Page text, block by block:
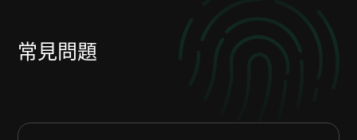
常見問題